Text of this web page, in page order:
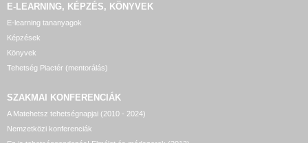
E-LEARNING, KÉPZÉS, KÖNYVEK
E-learning tananyagok
Képzések
Könyvek
Tehetség Piactér (mentorálás)
SZAKMAI KONFERENCIÁK
A Matehetsz tehetségnapjai (2010 - 2024)
Nemzetközi konferenciák